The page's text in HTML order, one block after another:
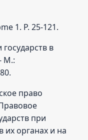
1. P. 25-121.
в
М.:
право
при
их органах и на